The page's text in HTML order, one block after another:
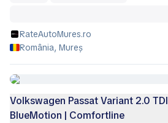
RateAutoMures.ro
România, Mureș
Volkswagen Passat Variant 2.0 TDI
BlueMotion | Comfortline